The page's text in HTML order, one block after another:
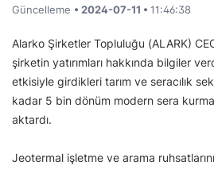
Güncelleme • 2024-07-11 • 11:46:38
Alarko Şirketler Topluluğu (ALARK)
şirketin yatırımları hakkında bilgiler
etkisiyle girdikleri tarım ve seracılık
kadar 5 bin dönüm modern sera
aktardı.
Jeotermal işletme ve arama